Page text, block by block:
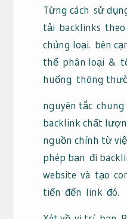
Từng cách sử
tải backlinks
chủng loại. bên
thểphân loại &
huống thông
nguyên tắcchung
backlink chất
nguồn chính từ
phép bạn đi
website và tạo
tiến đến linkđó.